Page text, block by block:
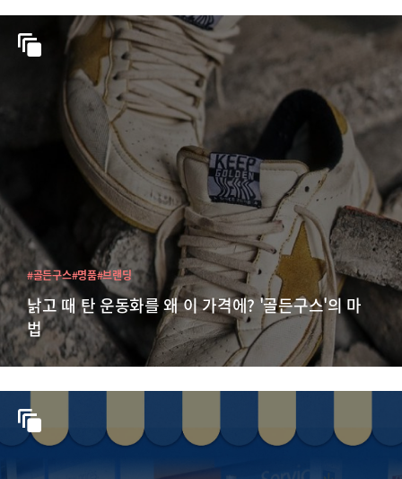
낡고 때 탄 운동화를 왜 이 가격에? '골든구스'의 마
법
#골든구스#명품#브랜딩